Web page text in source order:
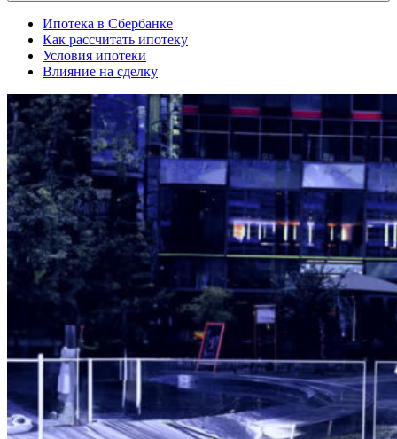
Ипотека в Сбербанке
Как рассчитать ипотеку
Условия ипотеки
Влияние на сделку